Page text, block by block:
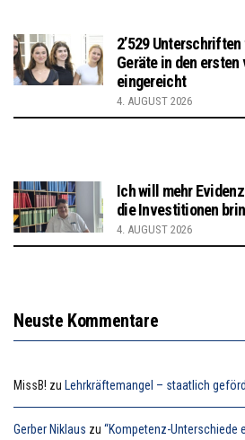
2’529
Geräte in den
eingereicht
4. AUGUST 2026
Ich will mehr
die Investitionen
4. AUGUST 2026
Neuste Kommentare
MissB! zu Lehrkräftemangel – staatlich
Gerber Niklaus zu “Kompetenz-Unterschiede